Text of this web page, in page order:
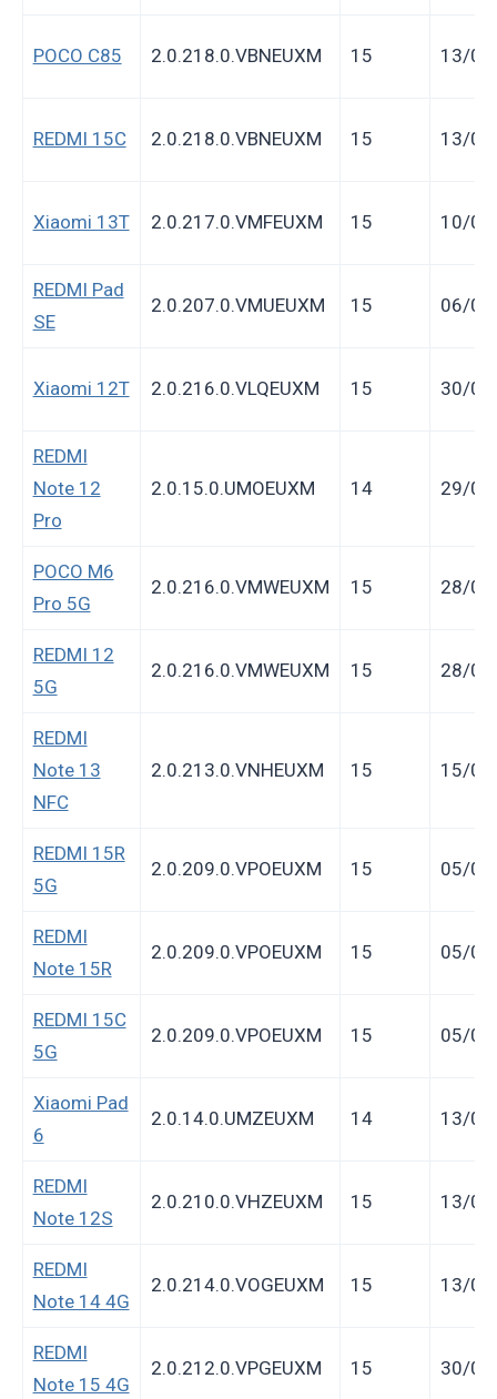
POCO C85 2.0.218.0.VBNEUXM 15 13/
REDMI 15C 2.0.218.0.VBNEUXM 15 13/
Xiaomi 13T 2.0.217.0.VMFEUXM 15 10/
REDMI Pad
SE
2.0.207.0.VMUEUXM 15 06/
Xiaomi 12T 2.0.216.0.VLQEUXM 15 30/
REDMI
Note 12
Pro
2.0.15.0.UMOEUXM 14 29/
POCO M6
Pro 5G
2.0.216.0.VMWEUXM 15 28/
REDMI 12
5G
2.0.216.0.VMWEUXM 15 28/
REDMI
Note 13
NFC
2.0.213.0.VNHEUXM 15 15/
REDMI 15R
5G
2.0.209.0.VPOEUXM 15 05/
REDMI
Note 15R
2.0.209.0.VPOEUXM 15 05/
REDMI 15C
5G
2.0.209.0.VPOEUXM 15 05/
Xiaomi Pad
6
2.0.14.0.UMZEUXM 14 13/
REDMI
Note 12S
2.0.210.0.VHZEUXM 15 13/
REDMI
Note 14 4G
2.0.214.0.VOGEUXM 15 13/
REDMI
Note 15 4G
2.0.212.0.VPGEUXM 15 30/